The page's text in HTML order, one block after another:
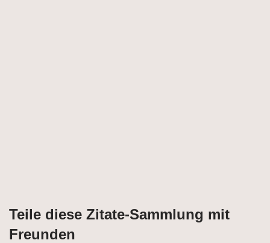
Teile diese Zitate-Sammlung mit
Freunden